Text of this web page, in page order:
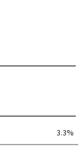
3.3%